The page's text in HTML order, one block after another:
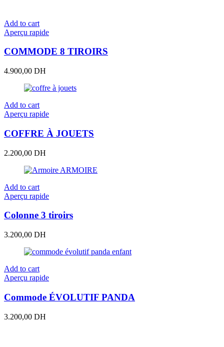
Add to cart
Aperçu rapide
COMMODE 8 TIROIRS
4.900,00 DH
Add to cart
Aperçu rapide
COFFRE À JOUETS
2.200,00 DH
Add to cart
Aperçu rapide
Colonne 3 tiroirs
3.200,00 DH
Add to cart
Aperçu rapide
Commode ÉVOLUTIF PANDA
3.200,00 DH